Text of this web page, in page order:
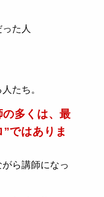
た人
たち。
多くは、最
ではありま
ら講師になっ